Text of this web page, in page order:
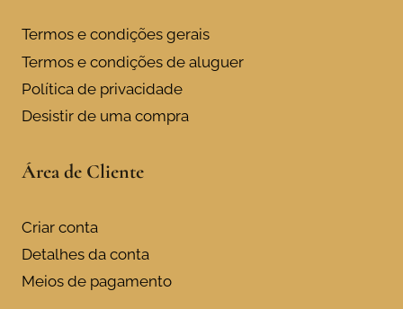
Termos e condições gerais
Termos e condições de aluguer
Política de privacidade
Desistir de uma compra
Área de Cliente
Criar conta
Detalhes da conta
Meios de pagamento